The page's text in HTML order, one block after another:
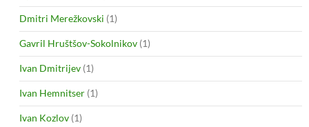
Dmitri Merežkovski (1)
Gavril Hruštšov-Sokolnikov (1)
Ivan Dmitrijev (1)
Ivan Hemnitser (1)
Ivan Kozlov (1)